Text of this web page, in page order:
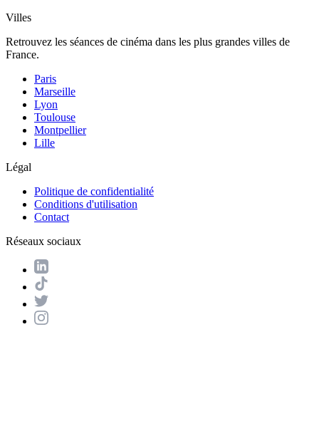
Villes
Retrouvez les séances de cinéma dans les plus grandes villes de
France.
Paris
Marseille
Lyon
Toulouse
Montpellier
Lille
Légal
Politique de confidentialité
Conditions d'utilisation
Contact
Réseaux sociaux